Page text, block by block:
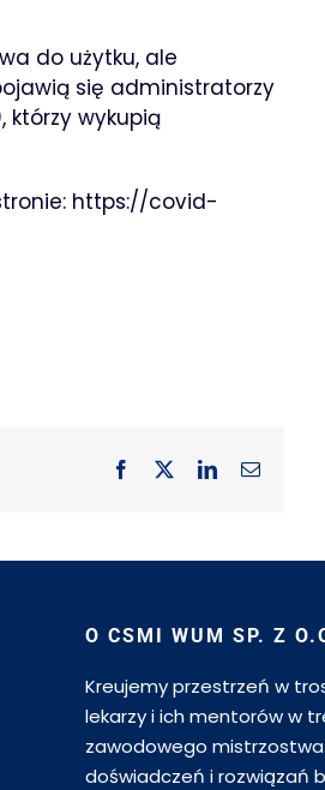
do użytku, ale
się administratorzy
wykupią
https://covid-
Facebook LinkedInEmail
O CSMI WUM SP. Z
Kreujemy przestrzeń w
lekarzy i ich mentorów w
zawodowego
doświadczeń i rozwiązań